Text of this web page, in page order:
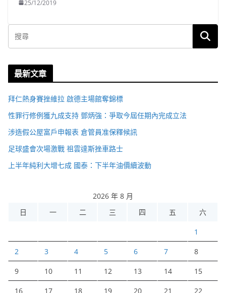
25/12/2019
最新文章
拜仁熱身賽挫維拉 啟德主場館奪錦標
性罪行修例獲九成支持 鄧炳強：爭取今屆任期內完成立法
涉造假公屋富戶申報表 倉管員准保釋候訊
足球盛會次場激戰 祖雲達斯挫車路士
上半年純利大增七成 國泰：下半年油價續波動
2026 年 8 月
日
一 二 三 四 五 六
1
2 3 4 5 6 7 8
9 10 11 12 13 14 15
16 17 18 19 20 21 22